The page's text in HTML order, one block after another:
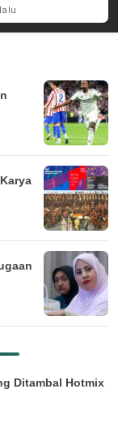
untuk
Ditambal Hotmix